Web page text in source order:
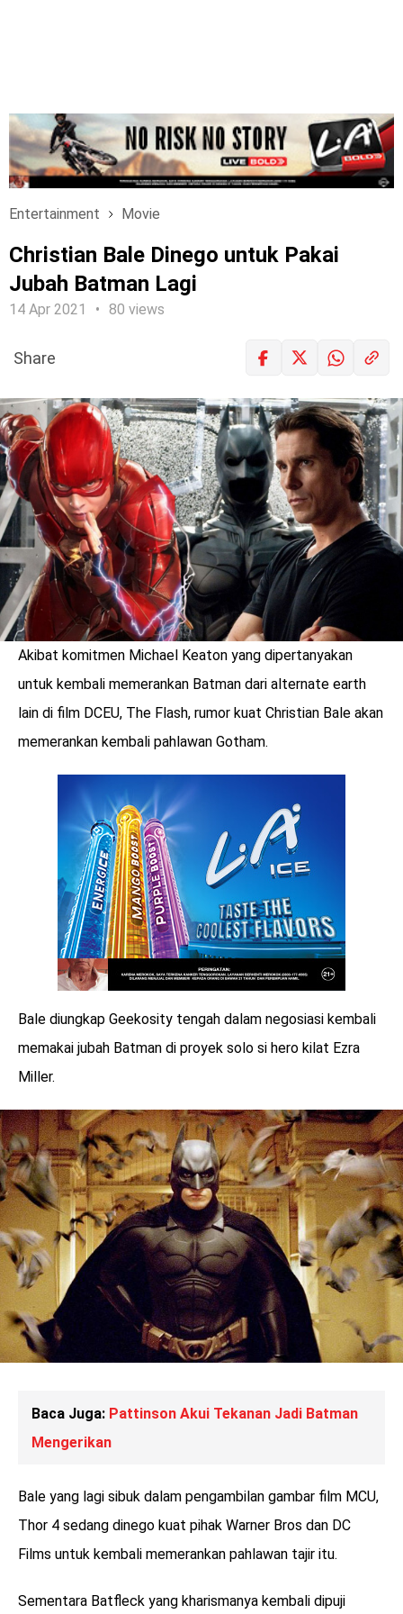
Entertainment Movie
Christian Bale Dinego untuk Pakai
Jubah Batman Lagi
14 Apr 2021 80 views
benefit
LOGIN
Share
Akibat komitmen Michael Keaton yang dipertanyakan
untuk kembali memerankan Batman dari alternate earth
lain di film DCEU, The Flash, rumor kuat Christian Bale akan
memerankan kembali pahlawan Gotham.
Bale diungkap Geekosity tengah dalam negosiasi kembali
memakai jubah Batman di proyek solo si hero kilat Ezra
Miller.
Baca Juga: Pattinson Akui Tekanan Jadi Batman
Mengerikan
Bale yang lagi sibuk dalam pengambilan gambar film MCU,
Thor 4 sedang dinego kuat pihak Warner Bros dan DC
Films untuk kembali memerankan pahlawan tajir itu.
Sementara Batfleck yang kharismanya kembali dipuji